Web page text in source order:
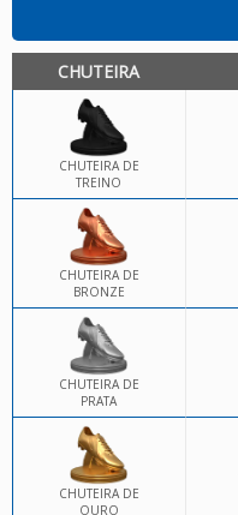
CHUTEIRA
CHUTEIRA DE
TREINO
CHUTEIRA DE
BRONZE
CHUTEIRA DE
PRATA
CHUTEIRA DE
OURO